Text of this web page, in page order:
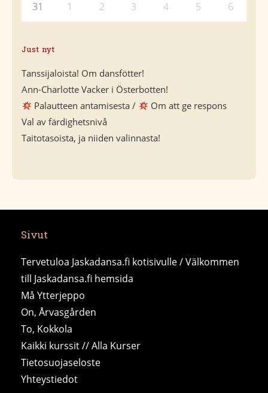
31 1 2 3 4 5 6
Just nyt
Tanssijaloista! Om dansfötter!
Ann-Charlotte Vacker i Österbotten!
Palautteen antamisesta /
Om att ge respons
Val av färdighetsnivå
Taitotasoista, ja niiden valinnasta!
Sivut
Tervetuloa Jaskadansa.fi kotisivulle / Välkommen
till Jaskadansa.fi hemsida
Må Ytterjeppo
On, Årvasgården
To, Kokkola
Kaikki kurssit // Alla Kurser
Tietosuojaseloste
Yhteystiedot